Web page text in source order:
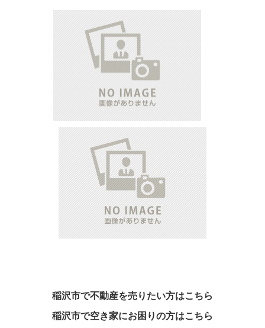
稲沢市で不動産を売りたい方はこちら
稲沢市で空き家にお困りの方はこちら